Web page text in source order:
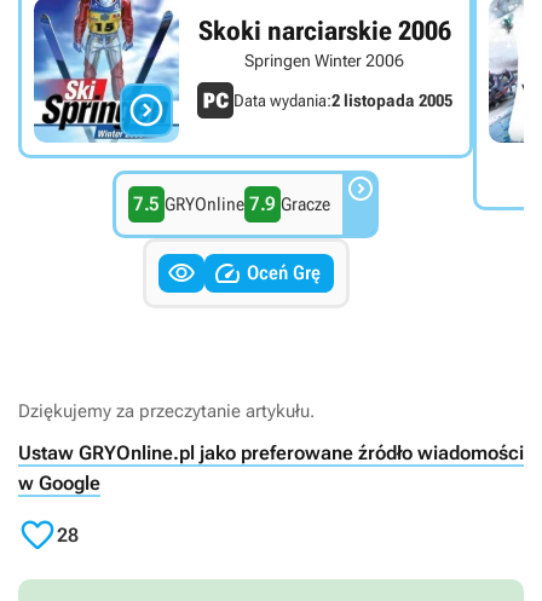

Skoki narciarskie 2006
Springen Winter 2006
Data wydania:2 listopada 2005
7.5 GRYOnline 7.9 Gracze 
  Oceń Grę
Dziękujemy za przeczytanie artykułu.
Ustaw GRYOnline.pl jako preferowane źródło wiadomości
w Google
28